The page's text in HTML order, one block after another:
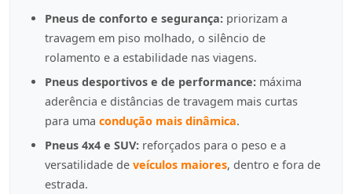
Pneus de conforto e segurança: priorizam a
travagem em piso molhado, o silêncio de
rolamento e a estabilidade nas viagens.
Pneus desportivos e de performance: máxima
aderência e distâncias de travagem mais curtas
para uma condução mais dinâmica.
Pneus 4x4 e SUV: reforçados para o peso e a
versatilidade de veículos maiores, dentro e fora de
estrada.